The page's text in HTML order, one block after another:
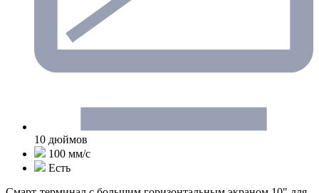
10 дюймов
100 мм/с
Есть